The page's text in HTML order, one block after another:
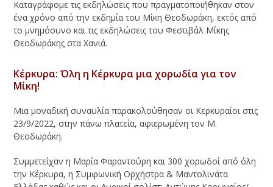
Καταγράφομε τις εκδηλώσεις που πραγματοποιήθηκαν στον
ένα χρόνο από την εκδημία του Μίκη Θεοδωράκη, εκτός από
το μνημόσυνο και τις εκδηλώσεις του Φεστιβάλ Μίκης
Θεοδωράκης στα Χανιά.
Κέρκυρα: Όλη η Κέρκυρα μια χορωδία για τον
Μίκη!
Μια μοναδική συναυλία παρακολούθησαν οι Κερκυραίοι στις
23/9/2022, στην πάνω πλατεία, αφιερωμένη τον Μ.
Θεοδωράκη.
Συμμετείχαν η Μαρία Φαραντούρη και 300 χορωδοί από όλη
την Κέρκυρα, η Συμφωνική Ορχήστρα & Μαντολινάτα